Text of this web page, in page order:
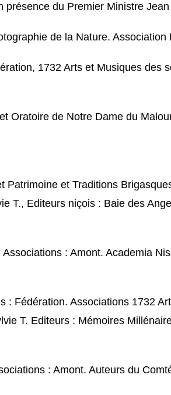
du Premier Ministre
de la Nature. Association
1732 Arts et Musiques des
Oratoire de Notre Dame du
et Traditions
T., Editeurs niçois : Baie des
: Amont. Academia
: Fédération. Associations 1732
T. Editeurs : Mémoires
: Amont. Auteurs du